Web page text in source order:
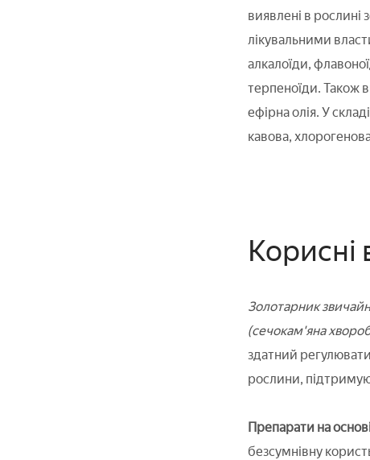
виявлені в рослині
лікувальними
алкалоїди,
терпеноїди. Також
ефірна олія. У
кавова,
Корисні
Золотарник
(сечокам'яна
здатний регулювати
рослини,
Препарати на
безсумнівну